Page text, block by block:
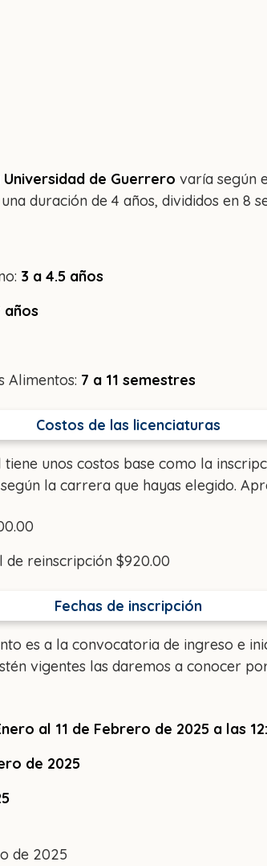
Universidad de Guerrero varía según
duración de 4 años, divididos en 8
3 a 4.5 años
años
Alimentos: 7 a 11 semestres
Costos de las licenciaturas
unos costos base como la
la carrera que hayas elegido.
de reinscripción $920.00
Fechas de inscripción
es a la convocatoria de ingreso e
vigentes las daremos a conocer
al 11 de Febrero de 2025 a las
de 2025
de 2025